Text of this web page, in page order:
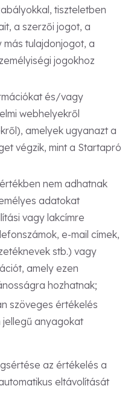
tiszteletben
a szerzői jogot, a
tulajdonjogot, a
jogokhoz
és/vagy
webhelyekről
amelyek ugyanazt a
végzik, mint a Startapró
nem adhatnak
adatokat
vagy lakcímre
e-mail címek,
stb.) vagy
amely ezen
hozhatnak;
szöveges értékelés
jellegű anyagokat
az értékelés a
eltávolítását